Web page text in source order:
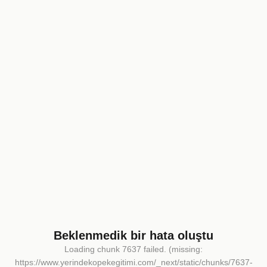
Beklenmedik bir hata oluştu
Loading chunk 7637 failed. (missing:
https://www.yerindekopekegitimi.com/_next/static/chunks/7637-